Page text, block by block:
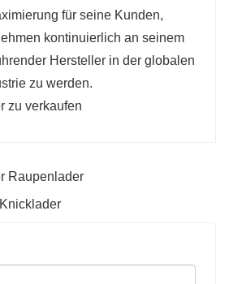
für seine Kunden,
kontinuierlich an seinem
Hersteller in der globalen
zu werden.
Raupenlader